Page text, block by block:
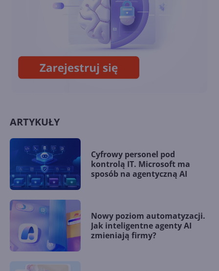
Zapraszamy na SForce
Summit 2022 (online) - III.
edycję największej polskiej
konferencji poświęconej
Salesforce
ARTYKUŁY
Cyfrowy personel pod
kontrolą IT. Microsoft ma
sposób na agentyczną AI
Nowy poziom automatyzacji.
Jak inteligentne agenty AI
zmieniają firmy?